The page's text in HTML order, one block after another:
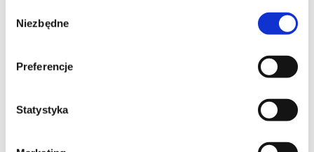
zgody
Niezbędne
Preferencje
Statystyka
Koncert kolęd i pastorałek HEJ
KOLĘDA
*******
potwierdzony komunikatem wysyłanym na adres e-mail, podany